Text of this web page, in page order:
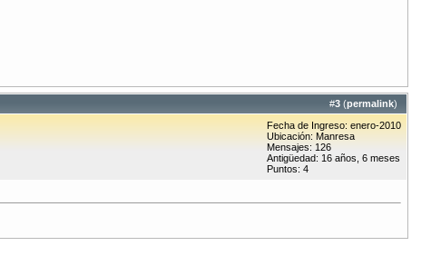
#3 (permalink)
Fecha de Ingreso: enero-2010
Ubicación: Manresa
Mensajes: 126
Antigüedad: 16 años, 6 meses
Puntos: 4